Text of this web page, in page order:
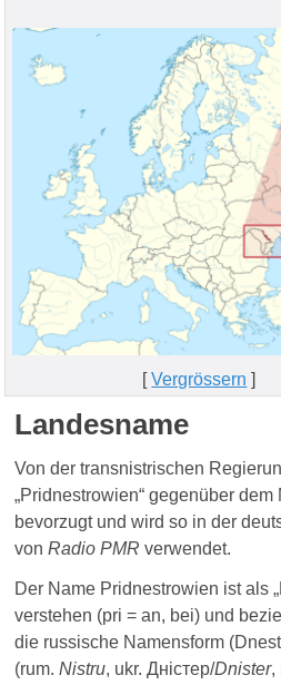
[Vergrössern ]
Landesname
Von der transnistrischen
„Pridnestrowien“ gegenüber dem
bevorzugtund wird so in der
vonRadio PMRverwendet.
Der Name Pridnestrowien ist als
verstehen (pri = an, bei) und
die russische Namensform
(rum.Nistru, ukr. Дністер/Dnister,